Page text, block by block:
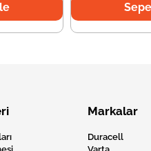
Markalar
Duracell